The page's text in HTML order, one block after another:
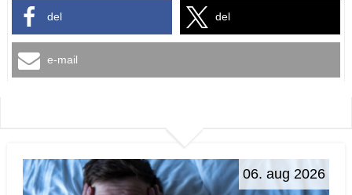
del del
e-mail
06. aug 2026